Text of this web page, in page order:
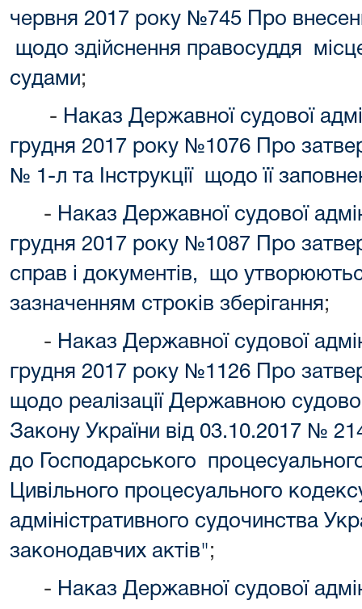
червня 2017 року №745 Про
щодо здійснення правосуддя
судами;
- Наказ Державної судової
грудня 2017 року №1076 Про
№ 1-л та Інструкції щодо її
- Наказ Державної судової
грудня 2017 року №1087 Про
справ і документів, що
зазначенням строків зберігання;
- Наказ Державної судової
грудня 2017 року №1126 Про
щодо реалізації Державною
Закону України від 03.10.2017 №
до Господарського
Цивільного процесуального
адміністративного судочинства
законодавчих актів";
- Наказ Державної судової